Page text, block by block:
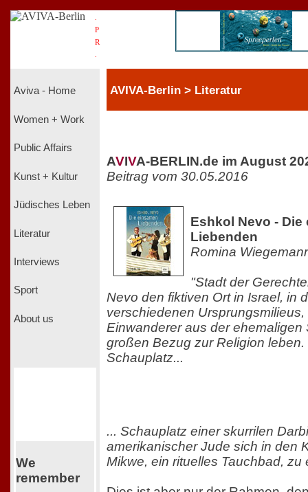
P
R
Aviva - Home
Women + Work
Public Affairs
Kunst + Kultur
Jüdisches Leben
Literatur
Interviews
Sport
About us
We
remember
AVIVA-Berlin > Literatur
AVIVA-BERLIN.de im August
Beitrag vom 30.05.2016
Eshkol Nevo - Die
Liebenden
Romina
"Stadt der
Nevo den fiktiven Ort in Israel, in
verschiedenen
Einwanderer aus der ehemaligen
großen Bezug zur Religion
Schauplatz...
... Schauplatz einer skurrilen
amerikanischer Jude sich in den
Mikwe, ein rituelles Tauchbad, zu